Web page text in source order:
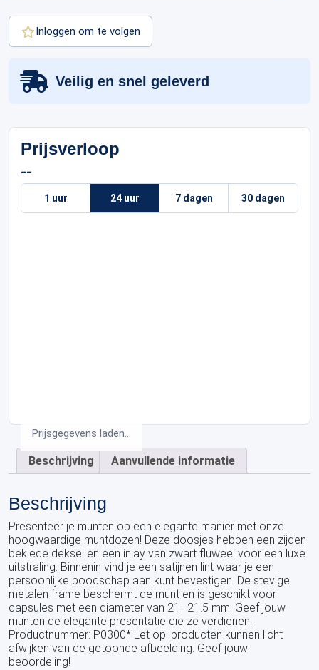
Nobile
|
Black
Inloggen om te volgen
Veilig en snel geleverd
Prijsverloop
--
1 uur 24 uur 7 dagen 30 dagen
Prijsgegevens laden...
Beschrijving Aanvullende informatie
Beschrijving
Presenteer je munten op een elegante manier met onze
hoogwaardige muntdozen! Deze doosjes hebben een zijden
beklede deksel en een inlay van zwart fluweel voor een luxe
uitstraling. Binnenin vind je een satijnen lint waar je een
persoonlijke boodschap aan kunt bevestigen. De stevige
metalen frame beschermt de munt en is geschikt voor
capsules met een diameter van 21–21.5 mm. Geef jouw
munten de elegante presentatie die ze verdienen!
Productnummer: P0300* Let op: producten kunnen licht
afwijken van de getoonde afbeelding. Geef jouw
beoordeling!